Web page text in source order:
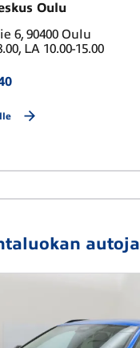
Oulu
6, 90400 Oulu
LA 10.00-15.00
autoja